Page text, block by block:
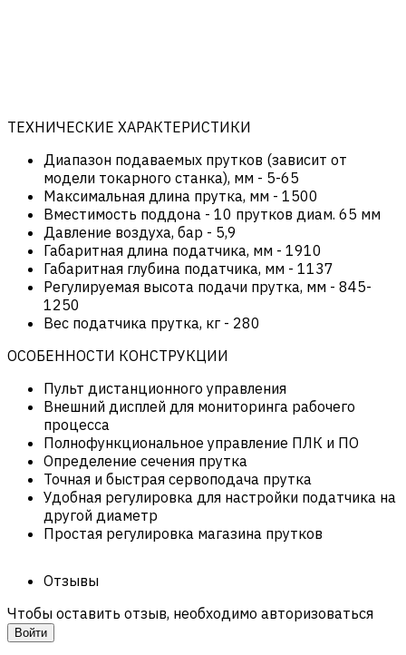
ТЕХНИЧЕСКИЕ ХАРАКТЕРИСТИКИ
Диапазон подаваемых прутков (зависит от
модели токарного станка), мм - 5-65
Максимальная длина прутка, мм - 1500
Вместимость поддона - 10 прутков диам. 65 мм
Давление воздуха, бар - 5,9
Габаритная длина податчика, мм - 1910
Габаритная глубина податчика, мм - 1137
Регулируемая высота подачи прутка, мм - 845-
1250
Вес податчика прутка, кг - 280
ОСОБЕННОСТИ КОНСТРУКЦИИ
Пульт дистанционного управления
Внешний дисплей для мониторинга рабочего
процесса
Полнофункциональное управление ПЛК и ПО
Определение сечения прутка
Точная и быстрая сервоподача прутка
Удобная регулировка для настройки податчика на
другой диаметр
Простая регулировка магазина прутков
Отзывы
Чтобы оставить отзыв, необходимо авторизоваться
Войти